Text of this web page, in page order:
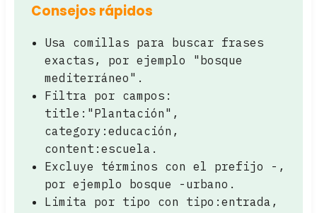
Consejos rápidos
Usa comillas para buscar frases
exactas, por ejemplo "bosque
mediterráneo".
Filtra por campos:
title:"Plantación",
category:educación,
content:escuela.
Excluye términos con el prefijo -,
por ejemplo bosque -urbano.
Limita por tipo con tipo:entrada,